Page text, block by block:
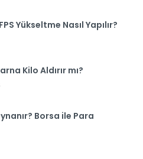
Yükseltme Nasıl Yapılır?
Kilo Aldırır mı?
Borsa ile Para